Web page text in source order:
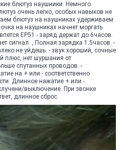
блютуз наушники. Немного
очень легко, особых навыков не
блютуз на наушниках удерживаем
на наушниках начнет моргать
EP51 - заряд держат до 6часов.
сигнал. , Полная зарядка 1.5часов. -
не уйдешь. - звук хороший, сочные
плюс, нет шуршания от
спутанных проводов. -
на + или - соответственно
Длинное нажатие + или -
выключение. При звонке
длинное сброс.